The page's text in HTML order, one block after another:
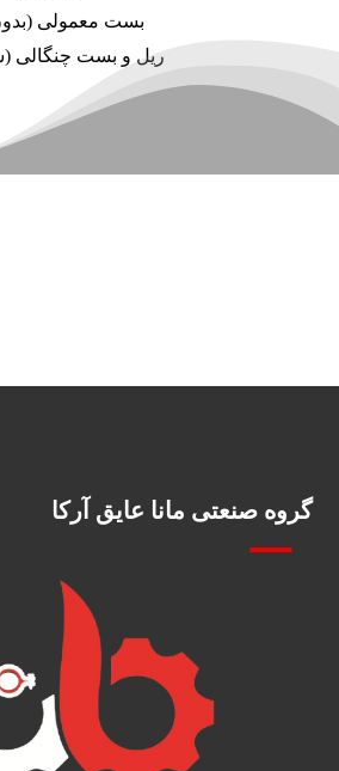
بست معمولی
ریل و بست چنگالی
گروه صنعتی مانا عایق آرکا